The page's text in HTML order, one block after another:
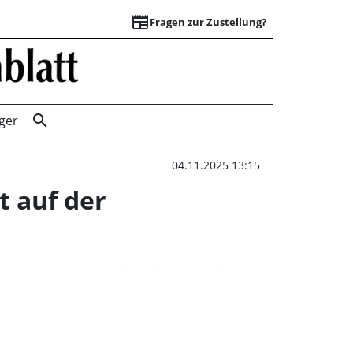
newspaperFragen zur Zustellung?
Weihnachten im
search
04.11.2025 13:15
auf der